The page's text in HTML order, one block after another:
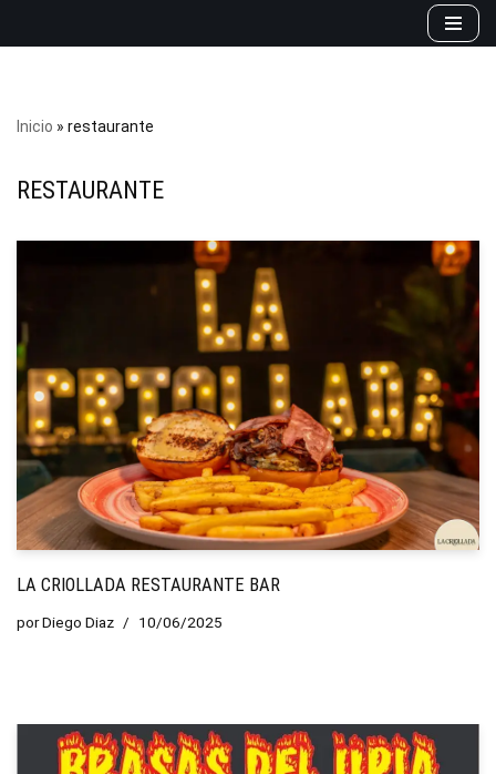
Inicio » restaurante
RESTAURANTE
LA CRIOLLADA RESTAURANTE BAR
porDiego Diaz 10/06/2025